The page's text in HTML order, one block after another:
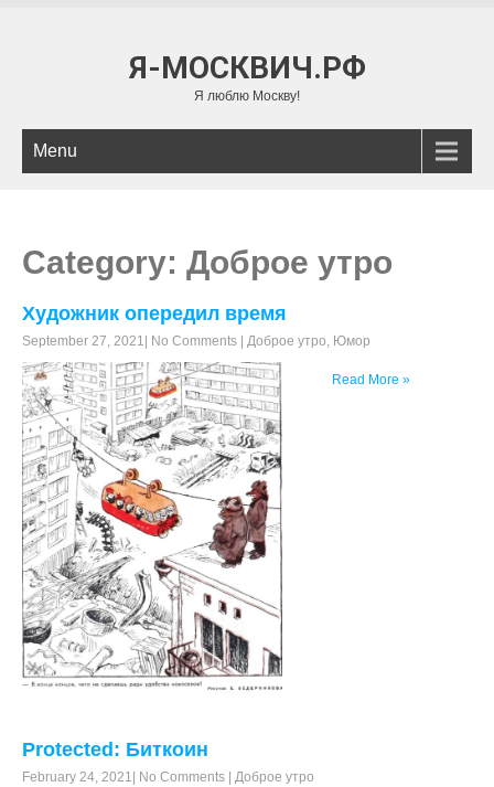
Я-МОСКВИЧ.РФ
Я люблю Москву!
Menu
Category: Доброе утро
Художник опередил время
September 27, 2021 No Comments Доброе утро, Юмор
Read More »
Protected: Биткоин
February 24, 2021 | No Comments | Доброе утро